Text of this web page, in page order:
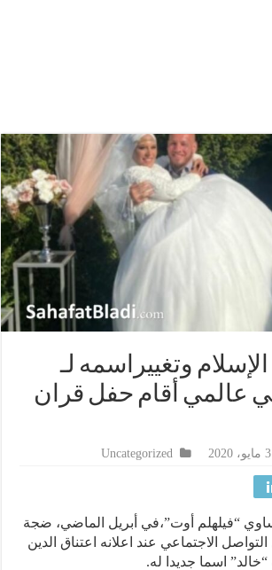
وتغييراسمه لـ
أقام حفل قران
Uncategorized
أوت”،في أبريل الماضي، ضجة
الاجتماعي عند اعلانه اعتناق الدين
اسما جديدا له.